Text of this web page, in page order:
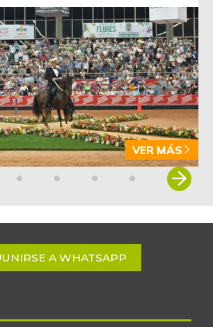
VER MÁS
UNIRSE A WHATSAPP